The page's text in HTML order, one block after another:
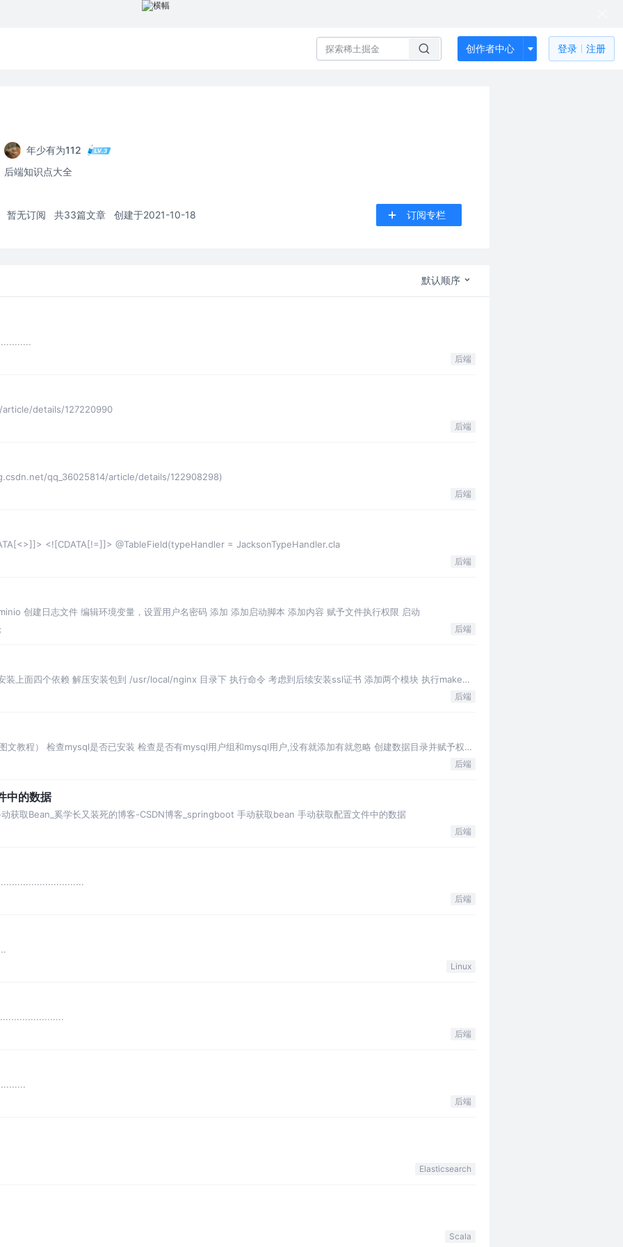
创作者中心 登录 注册
年少有为112
后端知识点大全
暂无订阅 共33篇文章 创建于2021-10-18 订阅专栏
默认顺序
后端
details/127220990
后端
qq_36025814/article/details/122908298)
后端
<![CDATA[!=]]> @TableField(typeHandler = JacksonTypeHandler.cla
后端
创建日志文件 编辑环境变量，设置用户名密码 添加 添加启动脚本 添加内容 赋予文件执行权限 启动
后端
装上面四个依赖 解压安装包到 /usr/local/nginx 目录下 执行命令 考虑到后续安装ssl证书 添加两个模块 执行make命
后端
教程） 检查mysql是否已安装 检查是否有mysql用户组和mysql用户,没有就添加有就忽略 创建数据目录并赋予权限
后端
中的数据
获取Bean_奚学长又装死的博客-CSDN博客_springboot 手动获取bean 手动获取配置文件中的数据
后端
后端
Linux
后端
后端
Elasticsearch
Scala